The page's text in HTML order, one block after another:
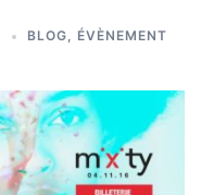
BLOG, ÉVÈNEMENT